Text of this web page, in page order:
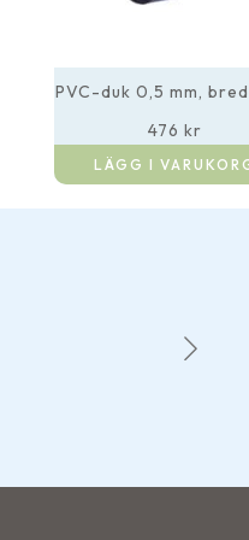
PVC-duk 0,5 mm,
476 kr
LÄGG I